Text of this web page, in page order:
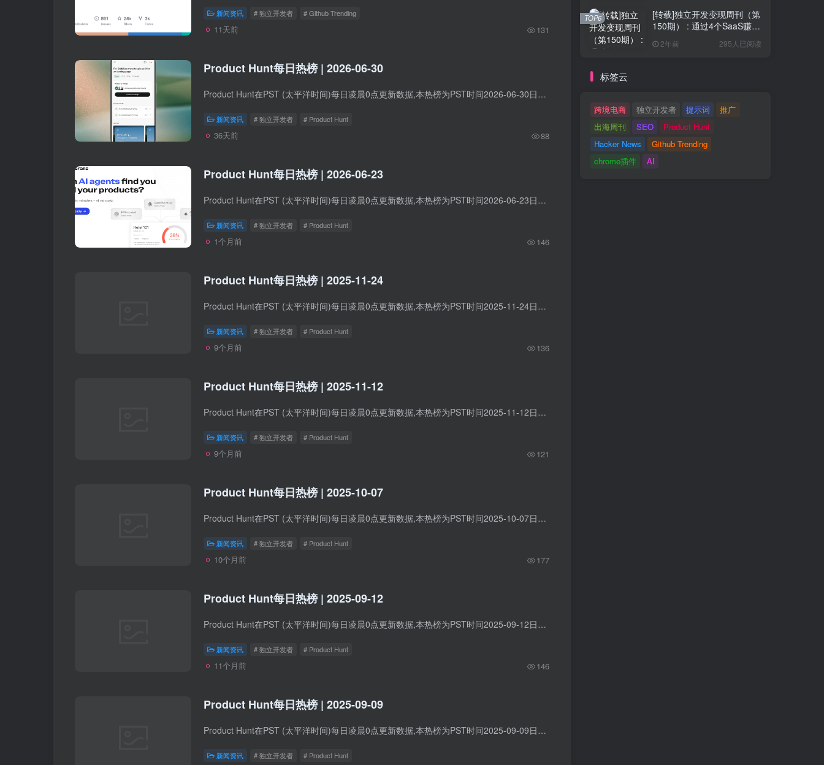
新闻资讯 # 独立开发者 # Github Trending
11天前 131
Product Hunt每日热榜 | 2026-06-30
Product Hunt在PST (太平洋时间)每日凌晨0点更新数据,本热榜为PST时间2026-06-30日的数据。 1. Cursor for iOS 标语：随时随地，用编码智能体构建一切 介绍：Cursor现已推出iOS原生公测版应用，...
新闻资讯 # 独立开发者 # Product Hunt
36天前 88
Product Hunt每日热榜 | 2026-06-23
Product Hunt在PST (太平洋时间)每日凌晨0点更新数据,本热榜为PST时间2026-06-23日的数据。 1. Bluerails Discovery 标语：AI智能体用来找到你并付钱给你的“轨道” 介绍：大多数“AI可见度”工...
新闻资讯 # 独立开发者 # Product Hunt
1个月前 146
Product Hunt每日热榜 | 2025-11-24
Product Hunt在PST (太平洋时间)每日凌晨0点更新数据,本热榜为PST时间2025-11-24日的数据。 1. Fluently Accent Guru 标语：听你讲英语30秒，我就能猜出你的口音！ 介绍：英语不是您的母语？快...
新闻资讯 # 独立开发者 # Product Hunt
9个月前 136
Product Hunt每日热榜 | 2025-11-12
Product Hunt在PST (太平洋时间)每日凌晨0点更新数据,本热榜为PST时间2025-11-12日的数据。 1. Video Localization by Algebras 标语：自然传神的精准配音（支持32种语言） 介绍：Algebras技术...
新闻资讯 # 独立开发者 # Product Hunt
9个月前 121
Product Hunt每日热榜 | 2025-10-07
Product Hunt在PST (太平洋时间)每日凌晨0点更新数据,本热榜为PST时间2025-10-07日的数据。 1. Orchestra 标语：面向开发者和现代团队的聊天协作平台 介绍：Orchestra让产品研发团队的协作流程...
新闻资讯 # 独立开发者 # Product Hunt
10个月前 177
Product Hunt每日热榜 | 2025-09-12
Product Hunt在PST (太平洋时间)每日凌晨0点更新数据,本热榜为PST时间2025-09-12日的数据。 1. Stash MCP Server 标语：借助团队智慧，让AI开发环境更智能 介绍：Stash MCP服务器让Cursor、Clau...
新闻资讯 # 独立开发者 # Product Hunt
11个月前 146
Product Hunt每日热榜 | 2025-09-09
Product Hunt在PST (太平洋时间)每日凌晨0点更新数据,本热榜为PST时间2025-09-09日的数据。 1. YouMind 标语：首家AI创作工作室：学写结合，智创未来 介绍：YouMind助力每个人轻松开启创作之旅...
新闻资讯 # 独立开发者 # Product Hunt
[转载]独立开发变现周刊（第
150期） : 通过4个SaaS赚取
2年前 295人已阅读
TOP6
标签云
跨境电商 独立开发者 提示词
推广
出海周刊
SEO
Product Hunt
Hacker News
Github Trending
chrome插件
AI